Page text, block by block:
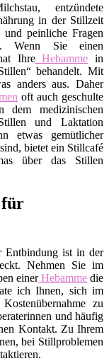
entzündete
in der Stillzeit
peinliche Fragen
Wenn Sie einen
IhreHebamme in
behandelt. Mit
anders aus. Daher
oft auch geschulte
dem medizinischen
und Laktation
etwas gemütlicher
bietet ein Stillcafé
über das Stillen
für
Entbindung ist in der
Nehmen Sie im
einerHebamme die
ich Ihnen, sich im
zu
und häufig
Kontakt. Zu Ihrem
bei Stillproblemen